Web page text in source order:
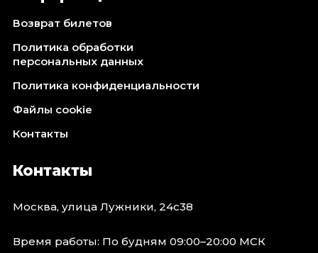
Октябрь 2026
События
Август 2026
Ноябрь 2026
Январь 2027
Возврат билетов
Политика обработки
персональных данных
Политика конфиденциальности
Файлы cookie
Контакты
Контакты
Москва, улица Лужники, 24с38
Время работы: По будням 09:00–20:00 МСК